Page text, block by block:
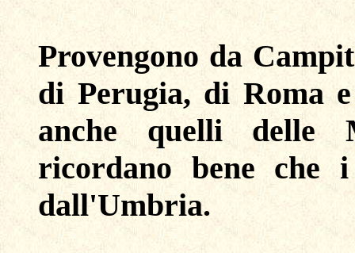
Provengono da
di Perugia, di Roma
anche quelli delle
ricordano bene che
dall'Umbria.